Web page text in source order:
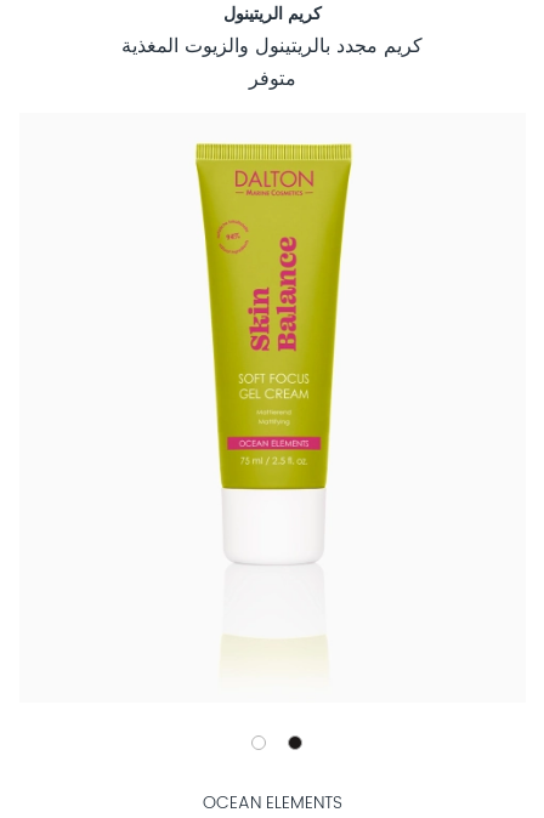
كريم الريتينول
كريم مجدد بالريتينول والزيوت المغذية
متوفر
OCEAN ELEMENTS